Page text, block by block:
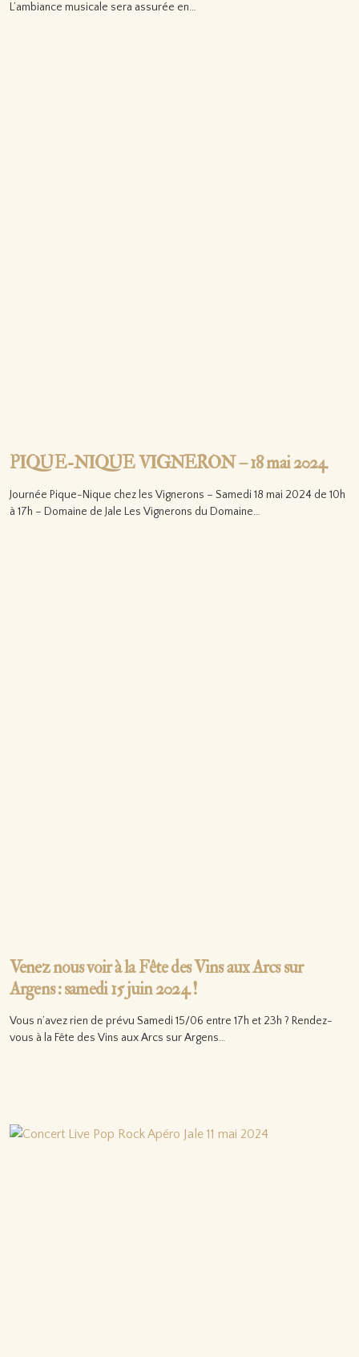
L’ambiance musicale sera assurée en…
PIQUE-NIQUE VIGNERON – 18 mai 2024
Journée Pique-Nique chez les Vignerons – Samedi 18 mai 2024 de 10h
à 17h – Domaine de Jale Les Vignerons du Domaine…
Venez nous voir à la Fête des Vins aux Arcs sur
Argens : samedi 15 juin 2024 !
Vous n’avez rien de prévu Samedi 15/06 entre 17h et 23h ? Rendez-
vous à la Fête des Vins aux Arcs sur Argens…